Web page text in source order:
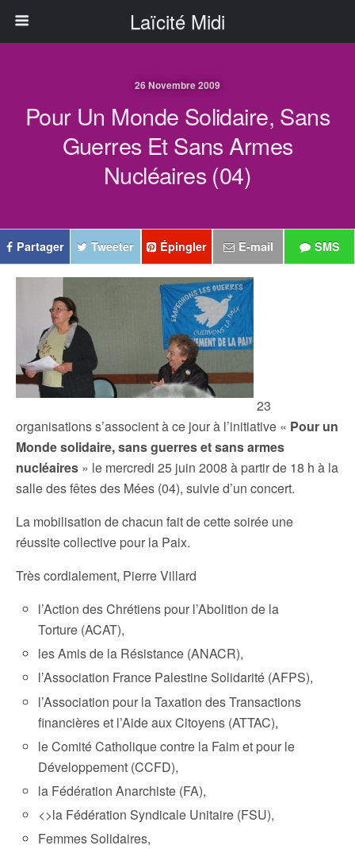
Laïcité Midi
26 Novembre 2009
Pour Un Monde Solidaire, Sans
Guerres Et Sans Armes
Nucléaires (04)
Partager Tweeter Épingler E-mail SMS
23
organisations s’associent à ce jour à l’initiative « Pour un
Monde solidaire, sans guerres et sans armes
nucléaires » le mercredi 25 juin 2008 à partir de 18 h à la
salle des fêtes des Mées (04), suivie d’un concert.
La mobilisation de chacun fait de cette soirée une
réussite collective pour la Paix.
Très cordialement, Pierre Villard
l’Action des Chrétiens pour l’Abolition de la
Torture (ACAT),
les Amis de la Résistance (ANACR),
l’Association France Palestine Solidarité (AFPS),
l’Association pour la Taxation des Transactions
financières et l’Aide aux Citoyens (ATTAC),
le Comité Catholique contre la Faim et pour le
Développement (CCFD),
la Fédération Anarchiste (FA),
<>la Fédération Syndicale Unitaire (FSU),
Femmes Solidaires,